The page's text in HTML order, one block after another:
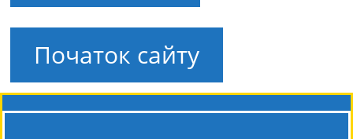
Початок сайту